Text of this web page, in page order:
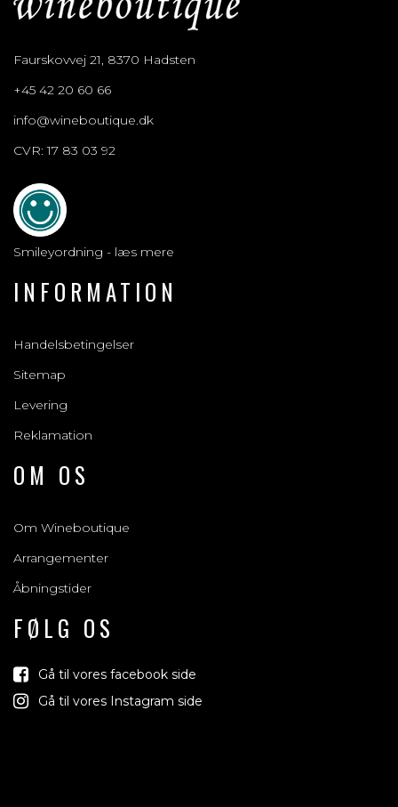
Faurskovvej 21, 8370 Hadsten
+45 42 20 60 66
info@wineboutique.dk
CVR: 17 83 03 92
Smileyordning - læs mere
INFORMATION
Handelsbetingelser
Sitemap
Levering
Reklamation
OM OS
Om Wineboutique
Arrangementer
Åbningstider
FØLG OS
Gå til vores facebook side
Gå til vores Instagram side